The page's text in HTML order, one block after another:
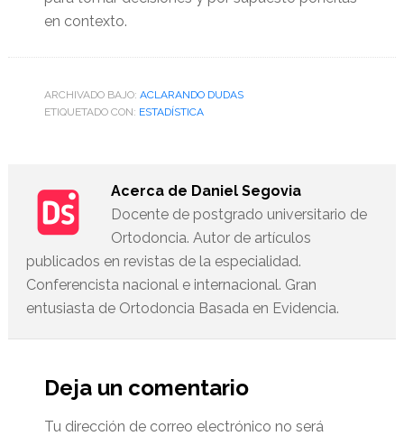
en contexto.
ARCHIVADO BAJO: ACLARANDO DUDAS
ETIQUETADO CON: ESTADÍSTICA
Acerca de Daniel Segovia
Docente de postgrado universitario de
Ortodoncia. Autor de artículos
publicados en revistas de la especialidad.
Conferencista nacional e internacional. Gran
entusiasta de Ortodoncia Basada en Evidencia.
del
lector
Deja un comentario
Tu dirección de correo electrónico no será